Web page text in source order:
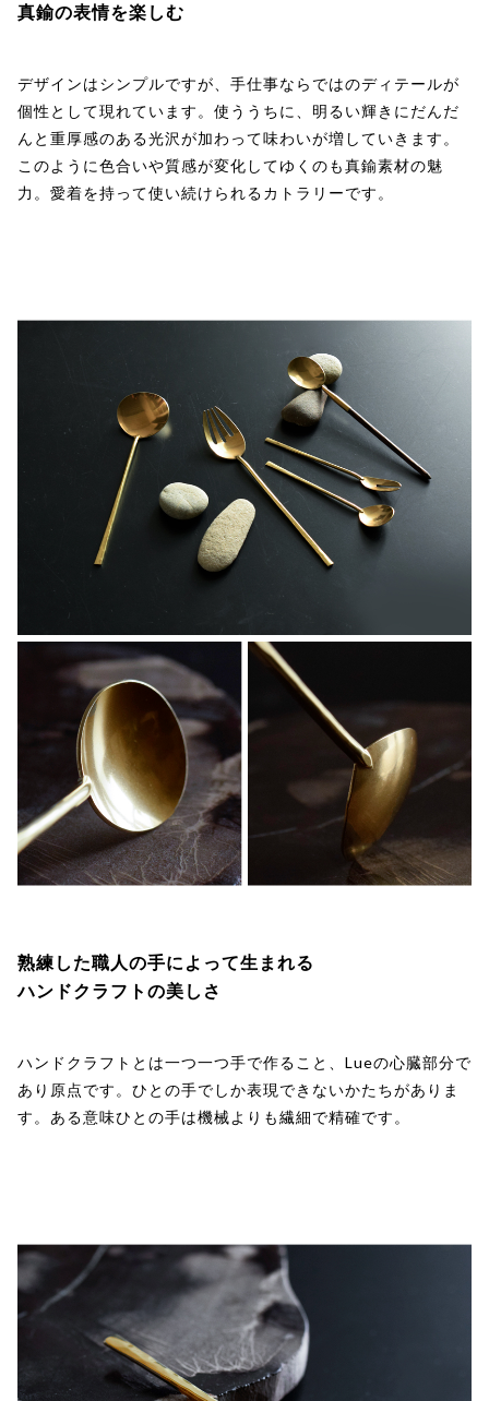
真鍮の表情を楽しむ
デザインはシンプルですが、手仕事ならではのディテールが
個性として現れています。使ううちに、明るい輝きにだんだ
んと重厚感のある光沢が加わって味わいが増していきます。
このように色合いや質感が変化してゆくのも真鍮素材の魅
力。愛着を持って使い続けられるカトラリーです。
熟練した職人の手によって生まれる
ハンドクラフトの美しさ
ハンドクラフトとは一つ一つ手で作ること、Lueの心臓部分で
あり原点です。ひとの手でしか表現できないかたちがありま
す。ある意味ひとの手は機械よりも繊細で精確です。